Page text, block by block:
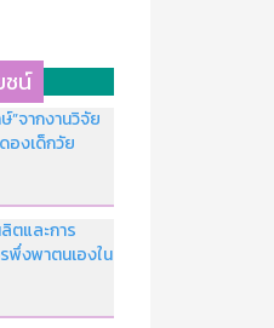
ชน์
”จากงานวิจัย
งเด็กวัย
ตและการ
พึ่งพาตนเองใน